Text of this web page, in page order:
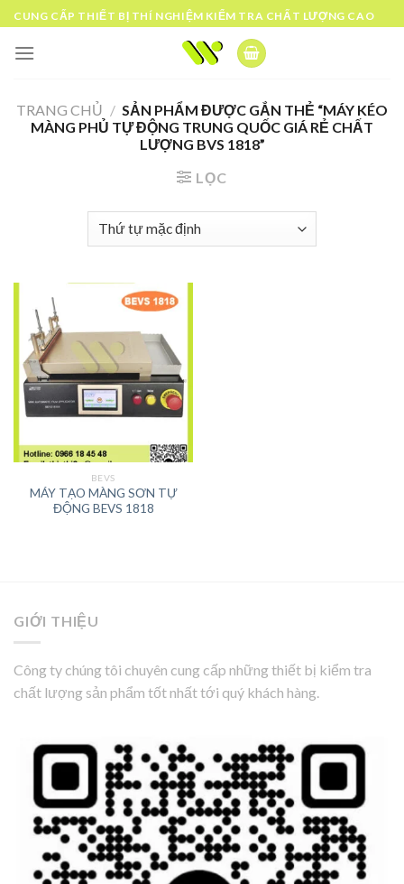
Skip
to
content
CUNG CẤP THIẾT BỊ THÍ NGHIỆM KIỂM TRA CHẤT LƯỢNG CAO
TRANG CHỦ / SẢN PHẨM ĐƯỢC GẮN THẺ “MÁY KÉO
MÀNG PHỦ TỰ ĐỘNG TRUNG QUỐC GIÁ RẺ CHẤT
LƯỢNG BVS 1818”
LỌC
BEVS
MÁY TẠO MÀNG SƠN TỰ
ĐỘNG BEVS 1818
GIỚI THIỆU
Công ty chúng tôi chuyên cung cấp những thiết bị kiểm tra
chất lượng sản phẩm tốt nhất tới quý khách hàng.